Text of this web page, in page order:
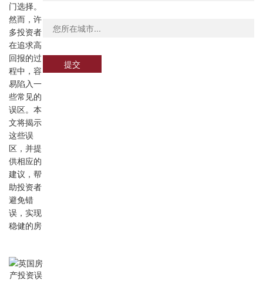
门选择。
然而，许
多投资者
在追求高
回报的过
程中，容
易陷入一
些常见的
误区。本
文将揭示
这些误
区，并提
供相应的
建议，帮
助投资者
避免错
误，实现
稳健的房
提交